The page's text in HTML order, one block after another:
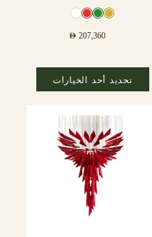
AED 207,360
تحديد أحد الخيارات